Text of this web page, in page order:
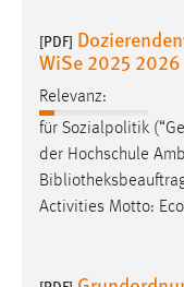
[PDF]
WiSe 2025 2026
Relevanz:
für Sozialpolitik
der Hochschule
Activities Motto:
Jahre,
Login
Name:
fe_user,